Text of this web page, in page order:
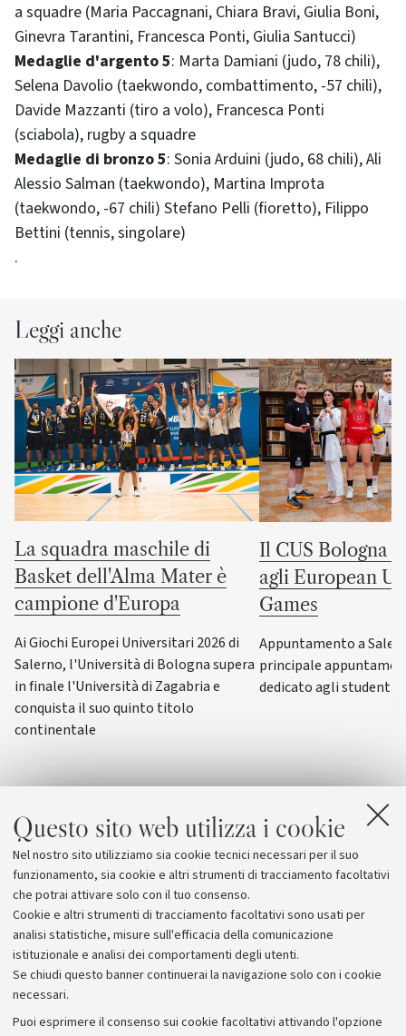
Questo sito web utilizza i cookie
Nel nostro sito utilizziamo sia cookie tecnici necessari per il suo
funzionamento, sia cookie e altri strumenti di tracciamento facoltativi
che potrai attivare solo con il tuo consenso.
Cookie e altri strumenti di tracciamento facoltativi sono usati per
analisi statistiche, misure sull'efficacia della comunicazione
istituzionale e analisi dei comportamenti degli utenti.
Se chiudi questo banner continuerai la navigazione solo con i cookie
necessari.
Puoi esprimere il consenso sui cookie facoltativi attivando l'opzione
a squadre (Maria Paccagnani, Chiara Bravi, Giulia Boni,
Ginevra Tarantini, Francesca Ponti, Giulia Santucci)
Medaglie d'argento 5: Marta Damiani (judo, 78 chili),
Selena Davolio (taekwondo, combattimento, -57 chili),
Davide Mazzanti (tiro a volo), Francesca Ponti
(sciabola), rugby a squadre
Medaglie di bronzo 5: Sonia Arduini (judo, 68 chili), Ali
Alessio Salman (taekwondo), Martina Improta
(taekwondo, -67 chili) Stefano Pelli (fioretto), Filippo
Bettini (tennis, singolare)
.
Leggi anche
La squadra maschile di
Basket dell'Alma Mater è
campione d'Europa
Ai Giochi Europei Universitari 2026 di
Salerno, l'Università di Bologna supera
in finale l'Università di Zagabria e
conquista il suo quinto titolo
continentale
Il CUS Bologna
agli European
Games
Appuntamento a
principale
dedicato agli
Archivio